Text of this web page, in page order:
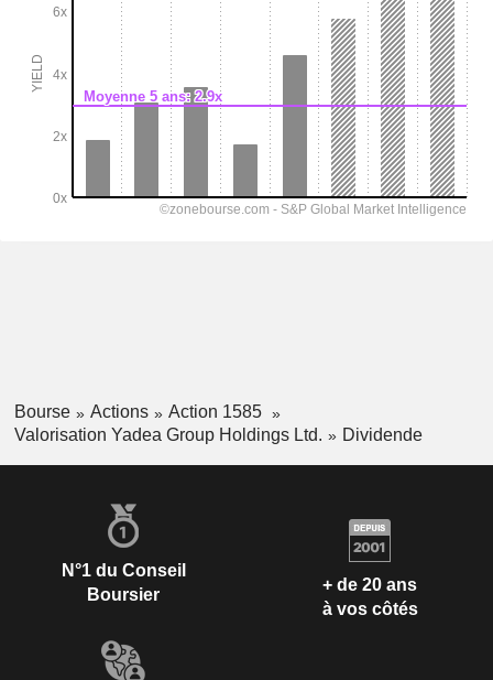
Bourse Actions
Action 1585
Valorisation Yadea Group Holdings Ltd.
Dividende
N°1 du Conseil
Boursier
+ de 20 ans
à vos côtés